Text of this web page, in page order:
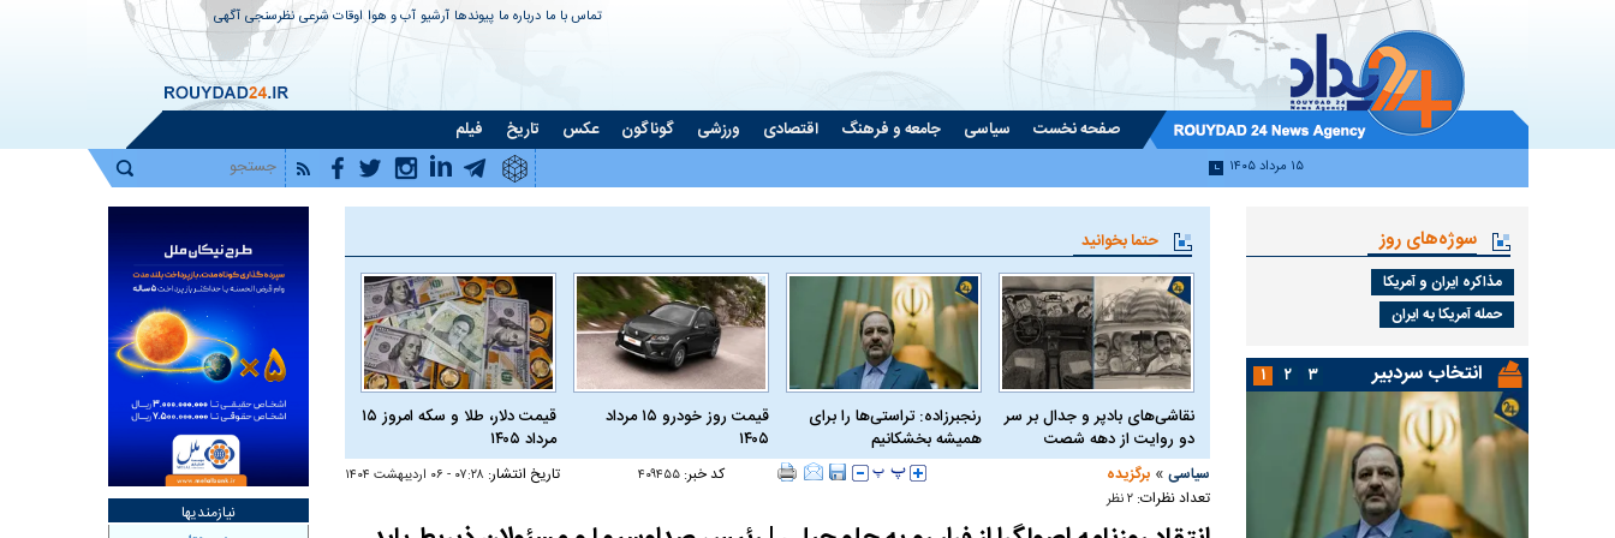
تماس با ما درباره ما پیوندها آرشیو آب و هوا اوقات شرعی نظرسنجی آگهی
صفحه نخست سیاسی جامعه و فرهنگ اقتصادی ورزشی گوناگون عکس تاریخ فیلم
۱۵ مرداد ۱۴۰۵
حتما بخوانید
نقاشی‌های بادپر و جدال بر سر
دو روایت از دهه شصت
رنجبرزاده: تراستی‌ها را برای
همیشه بخشکانیم
قیمت روز خودرو ۱۵ مرداد
۱۴۰۵
قیمت دلار، طلا و سکه امروز ۱۵
مرداد ۱۴۰۵
سیاسی » برگزیده کد خبر: ۴۰۹۴۵۵ تاریخ انتشار: ۰۷:۲۸ - ۰۶ ارديبهشت ۱۴۰۴
تعداد نظرات: ۲ نظر
سوژه‌های روز
مذاکره ایران و آمریکا
حمله آمریکا به ایران
انتخاب سردبیر ۱ ۲ ۳
نیازمندیها